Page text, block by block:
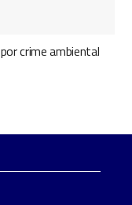
crime ambiental